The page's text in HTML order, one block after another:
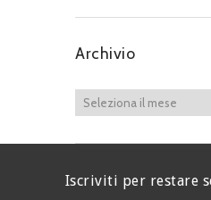
Archivio
Iscriviti per restare